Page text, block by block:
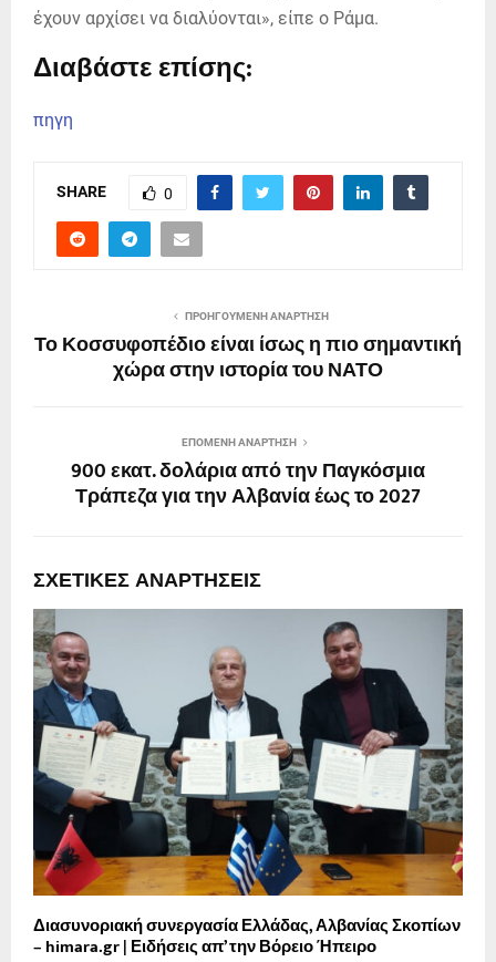
έχουν αρχίσει να διαλύονται», είπε ο Ράμα.
Διαβάστε επίσης:
πηγη
SHARE 0
ΠΡΟΗΓΟΎΜΕΝΗ ΑΝΆΡΤΗΣΗ
Το Κοσσυφοπέδιο είναι ίσως η πιο σημαντική
χώρα στην ιστορία του ΝΑΤΟ
ΕΠΌΜΕΝΗ ΑΝΆΡΤΗΣΗ
900 εκατ. δολάρια από την Παγκόσμια
Τράπεζα για την Αλβανία έως το 2027
ΣΧΕΤΙΚΈΣ ΑΝΑΡΤΉΣΕΙΣ
Διασυνοριακή συνεργασία Ελλάδας, Αλβανίας Σκοπίων
– himara.gr | Ειδήσεις απ’ την Βόρειο Ήπειρο